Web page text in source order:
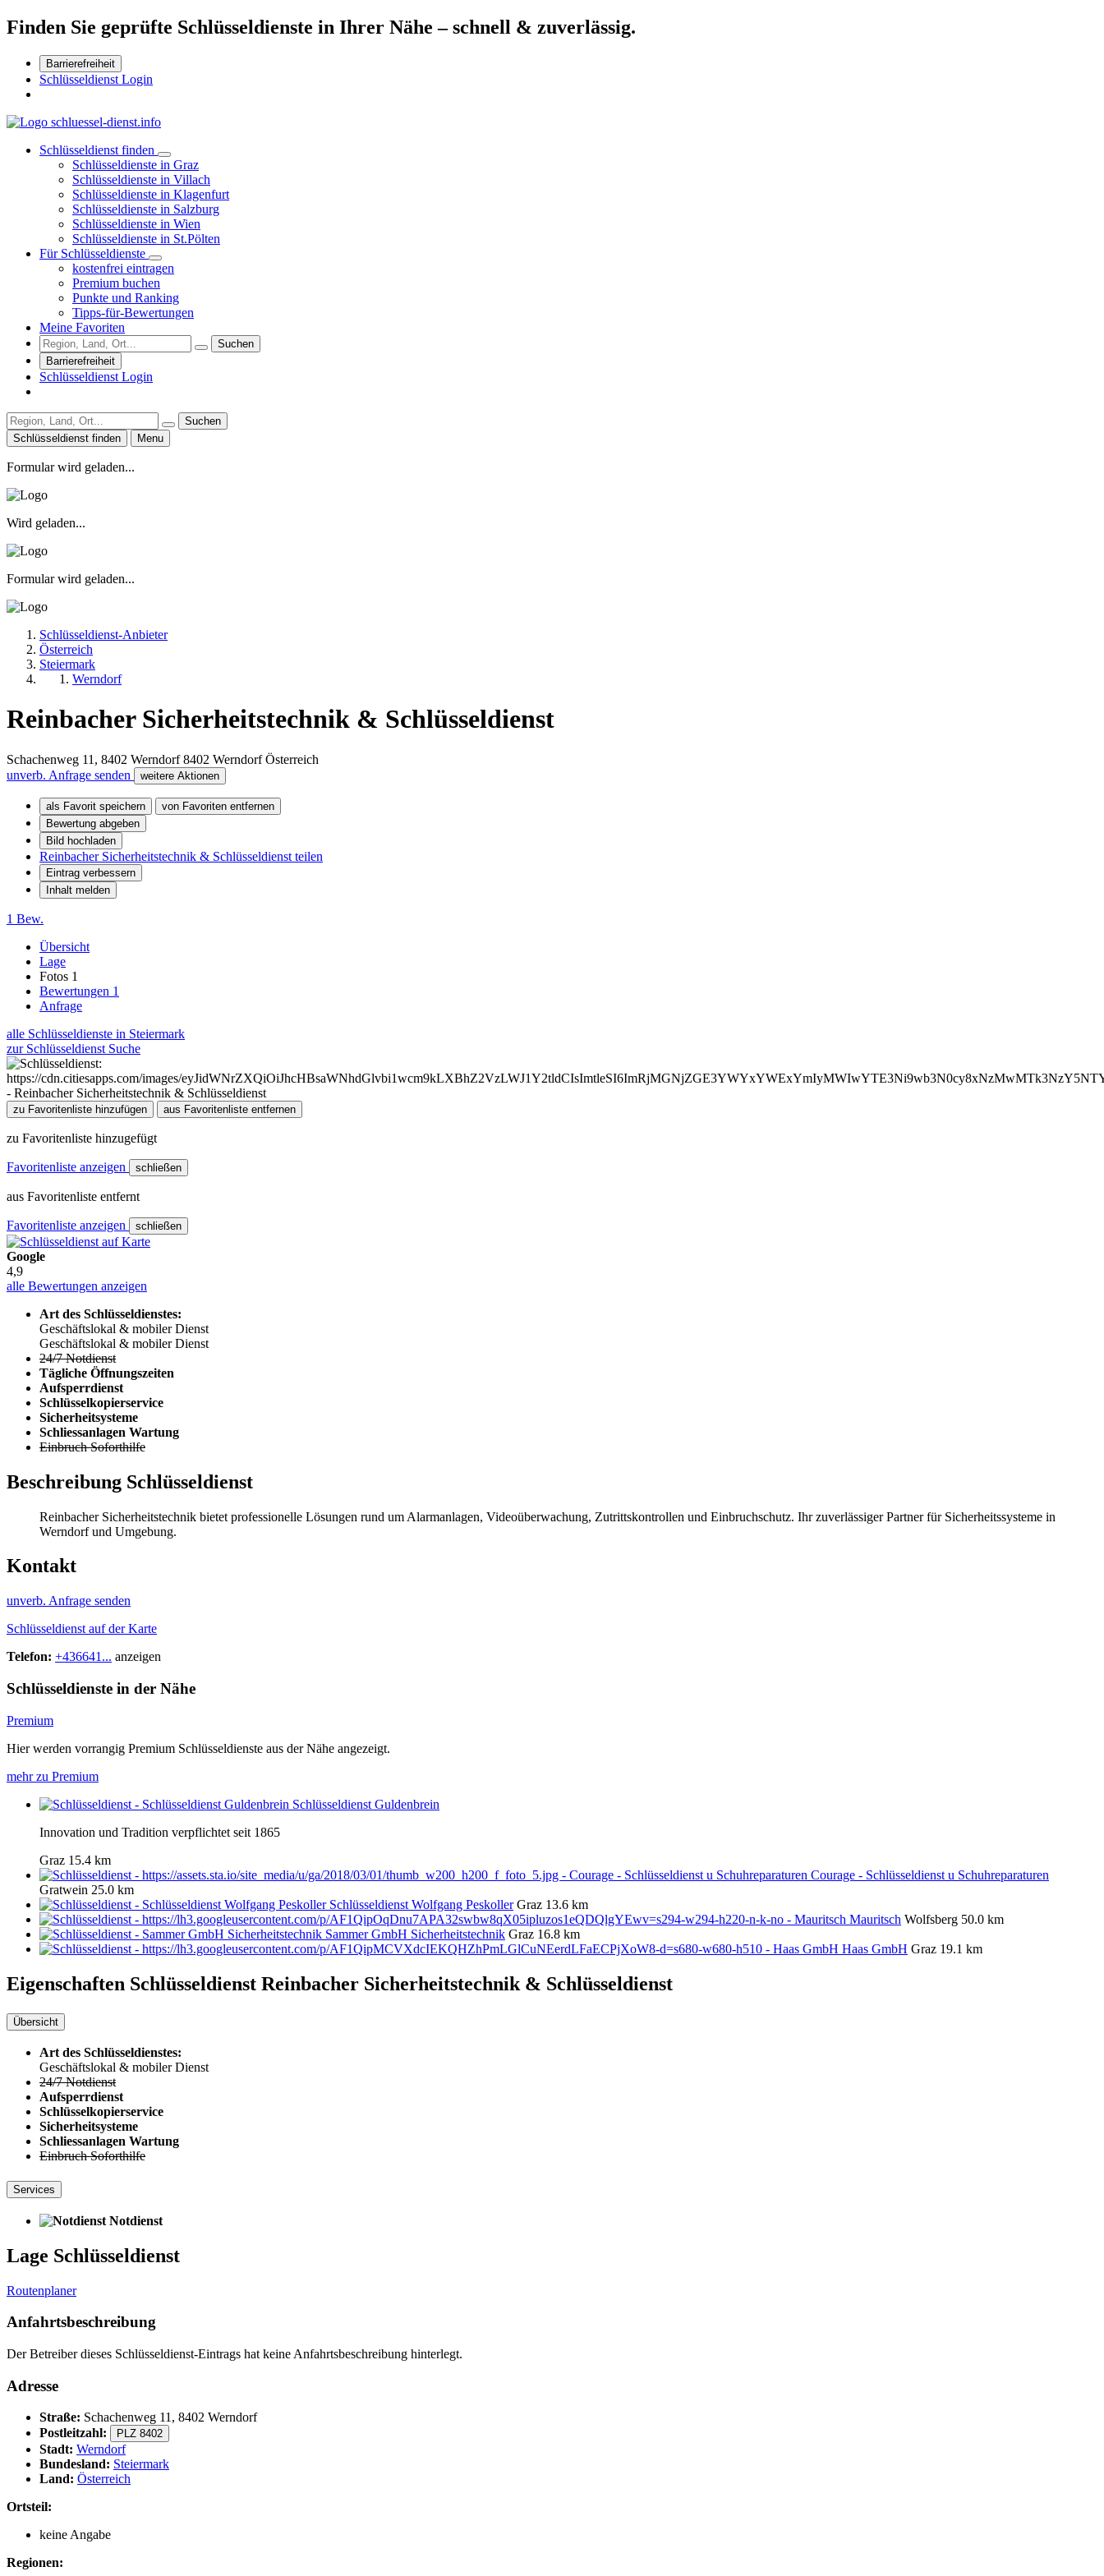
Finden Sie geprüfte Schlüsseldienste in Ihrer Nähe – schnell & zuverlässig.
Barrierefreiheit
Schlüsseldienst Login
Schlüsseldienst finden
Schlüsseldienste in Graz
Schlüsseldienste in Villach
Schlüsseldienste in Klagenfurt
Schlüsseldienste in Salzburg
Schlüsseldienste in Wien
Schlüsseldienste in St.Pölten
Für Schlüsseldienste
kostenfrei eintragen
Premium buchen
Punkte und Ranking
Tipps-für-Bewertungen
Meine Favoriten
Suchen
Barrierefreiheit
Schlüsseldienst Login
Suchen
Schlüsseldienst finden
Menu
Formular wird geladen...
Wird geladen...
Formular wird geladen...
Schlüsseldienst-Anbieter
Österreich
Steiermark
Werndorf
Reinbacher Sicherheitstechnik & Schlüsseldienst
Schachenweg 11, 8402 Werndorf 8402 Werndorf Österreich
unverb. Anfrage senden
weitere Aktionen
als Favorit speichern
von Favoriten entfernen
Bewertung abgeben
Bild hochladen
Reinbacher Sicherheitstechnik & Schlüsseldienst teilen
Eintrag verbessern
Inhalt melden
1 Bew.
Übersicht
Lage
Fotos 1
Bewertungen 1
Anfrage
alle Schlüsseldienste in Steiermark
zur Schlüsseldienst Suche
zu Favoritenliste hinzufügen aus Favoritenliste entfernen
zu Favoritenliste hinzugefügt
Favoritenliste anzeigen schließen
aus Favoritenliste entfernt
Favoritenliste anzeigen schließen
Google
4,9
alle Bewertungen anzeigen
Art des Schlüsseldienstes:
Geschäftslokal & mobiler Dienst
Geschäftslokal & mobiler Dienst
24/7 Notdienst
Tägliche Öffnungszeiten
Aufsperrdienst
Schlüsselkopierservice
Sicherheitsysteme
Schliessanlagen Wartung
Einbruch Soforthilfe
Beschreibung Schlüsseldienst
Reinbacher Sicherheitstechnik bietet professionelle Lösungen rund um Alarmanlagen, Videoüberwachung, Zutrittskontrollen und Einbruchschutz. Ihr zuverlässiger Partner für Sicherheitssysteme in
Werndorf und Umgebung.
Kontakt
unverb. Anfrage senden
Schlüsseldienst auf der Karte
Telefon: +436641... anzeigen
Schlüsseldienste in der Nähe
Premium
Hier werden vorrangig Premium Schlüsseldienste aus der Nähe angezeigt.
mehr zu Premium
Schlüsseldienst Guldenbrein
Innovation und Tradition verpflichtet seit 1865
Graz 15.4 km
Courage - Schlüsseldienst u Schuhreparaturen
Gratwein 25.0 km
Schlüsseldienst Wolfgang Peskoller Graz 13.6 km
Mauritsch Wolfsberg 50.0 km
Sammer GmbH Sicherheitstechnik Graz 16.8 km
Haas GmbH Graz 19.1 km
Eigenschaften Schlüsseldienst Reinbacher Sicherheitstechnik & Schlüsseldienst
Übersicht
Art des Schlüsseldienstes:
Geschäftslokal & mobiler Dienst
24/7 Notdienst
Aufsperrdienst
Schlüsselkopierservice
Sicherheitsysteme
Schliessanlagen Wartung
Einbruch Soforthilfe
Services
Notdienst
Lage Schlüsseldienst
Routenplaner
Anfahrtsbeschreibung
Der Betreiber dieses Schlüsseldienst-Eintrags hat keine Anfahrtsbeschreibung hinterlegt.
Adresse
Straße: Schachenweg 11, 8402 Werndorf
Postleitzahl:
PLZ 8402
Stadt: Werndorf
Bundesland: Steiermark
Land: Österreich
Ortsteil:
keine Angabe
Regionen: